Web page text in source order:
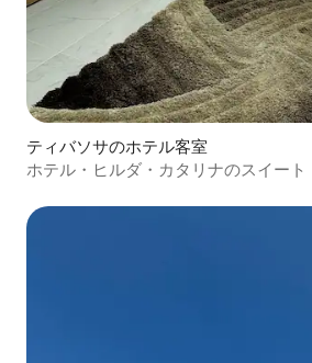
ティバソサのホテル客室
ホテル・ヒルダ・カタリナのスイート